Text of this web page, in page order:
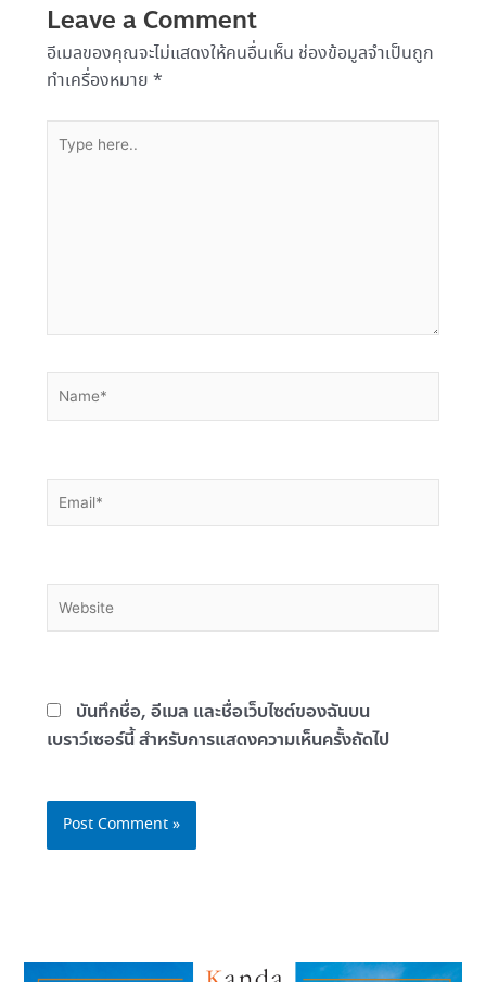
Leave a Comment
อีเมลของคุณจะไม่แสดงให้คนอื่นเห็น ช่องข้อมูลจำเป็นถูก
ทำเครื่องหมาย *
Type
here..
Name*
Email*
Website
บันทึกชื่อ, อีเมล และชื่อเว็บไซต์ของฉันบน
เบราว์เซอร์นี้ สำหรับการแสดงความเห็นครั้งถัดไป